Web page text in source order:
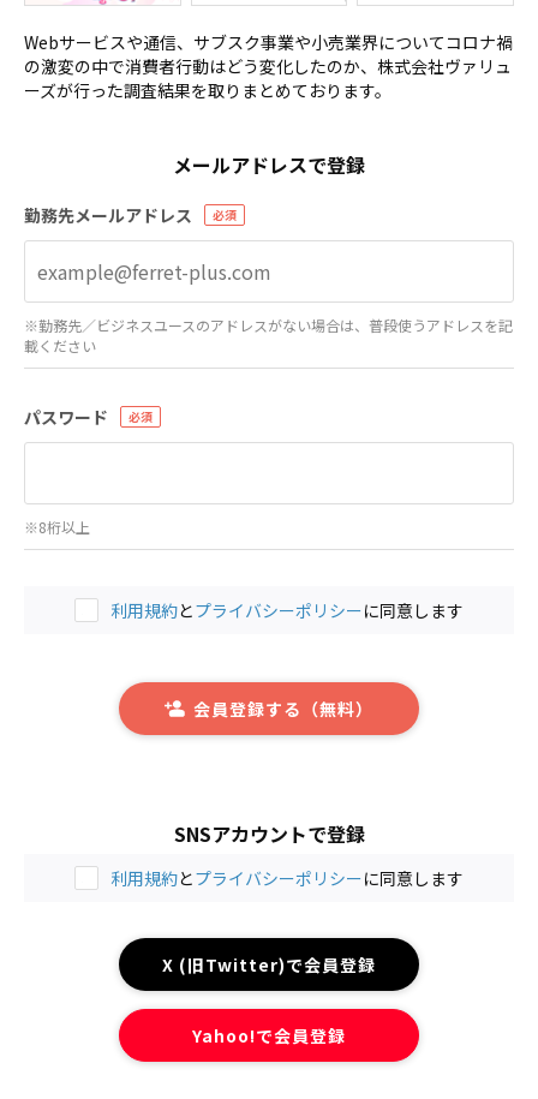
Webサービスや通信、サブスク事業や小売業界についてコロナ禍
の激変の中で消費者行動はどう変化したのか、株式会社ヴァリュ
ーズが行った調査結果を取りまとめております。
SNSアカウントで登録
利用規約とプライバシーポリシーに同意します
X (旧Twitter)で会員登録
Yahoo!で会員登録
メールアドレスで登録
勤務先メールアドレス
※勤務先／ビジネスユースのアドレスがない場合は、普段使うアドレスを記
載ください
パスワード
※8桁以上
利用規約とプライバシーポリシーに同意します
会員登録する（無料）